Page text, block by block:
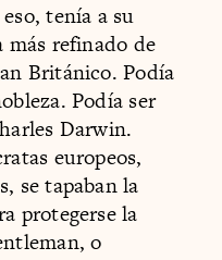
tenía a su
refinado de
Británico. Podía
Podía ser
Darwin.
europeos,
se tapaban la
protegerse la
o